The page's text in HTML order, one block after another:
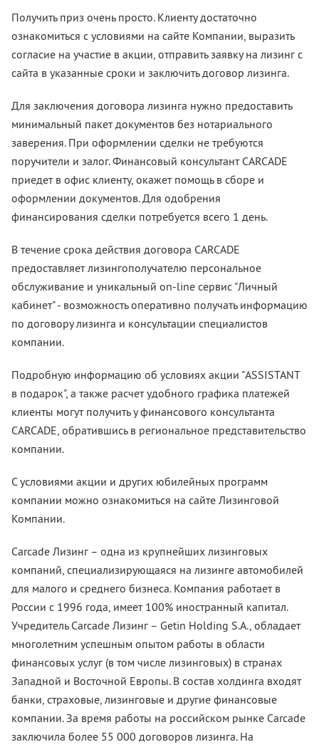
Получить приз очень просто. Клиенту достаточно
ознакомиться с условиями на сайте Компании, выразить
согласие на участие в акции, отправить заявку на лизинг с
сайта в указанные сроки и заключить договор лизинга.
Для заключения договора лизинга нужно предоставить
минимальный пакет документов без нотариального
заверения. При оформлении сделки не требуются
поручители и залог. Финансовый консультант CARCADE
приедет в офис клиенту, окажет помощь в сборе и
оформлении документов. Для одобрения
финансирования сделки потребуется всего 1 день.
В течение срока действия договора CARCADE
предоставляет лизингополучателю персональное
обслуживание и уникальный on-line сервис "Личный
кабинет" - возможность оперативно получать информацию
по договору лизинга и консультации специалистов
компании.
Подробную информацию об условиях акции "ASSISTANT
в подарок", а также расчет удобного графика платежей
клиенты могут получить у финансового консультанта
CARCADE, обратившись в региональное представительство
компании.
С условиями акции и других юбилейных программ
компании можно ознакомиться на сайте Лизинговой
Компании.
Carcade Лизинг – одна из крупнейших лизинговых
компаний, специализирующаяся на лизинге автомобилей
для малого и среднего бизнеса. Компания работает в
России с 1996 года, имеет 100% иностранный капитал.
Учредитель Carcade Лизинг – Getin Holding S.A., обладает
многолетним успешным опытом работы в области
финансовых услуг (в том числе лизинговых) в странах
Западной и Восточной Европы. В состав холдинга входят
банки, страховые, лизинговые и другие финансовые
компании. За время работы на российском рынке Carcade
заключила более 55 000 договоров лизинга. На